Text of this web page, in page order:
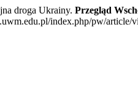
droga Ukrainy. Przegląd
index.php/pw/article/